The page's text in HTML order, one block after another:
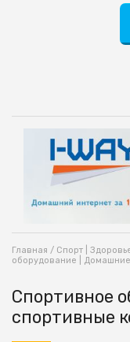
Главная / Спорт |
оборудование |
Спортивное
спортивные